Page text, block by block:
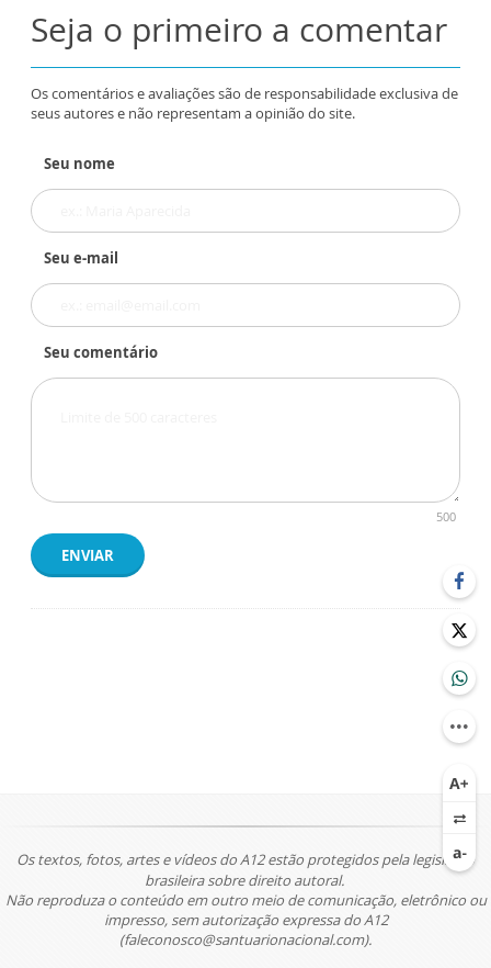
Seja o primeiro a comentar
Os comentários e avaliações são de responsabilidade exclusiva de
seus autores e não representam a opinião do site.
Seu nome
Seu e-mail
Seu comentário
500
ENVIAR
Os textos, fotos, artes e vídeos do A12 estão protegidos pela legislação
brasileira sobre direito autoral.
Não reproduza o conteúdo em outro meio de comunicação, eletrônico ou
impresso, sem autorização expressa do A12
(faleconosco@santuarionacional.com).